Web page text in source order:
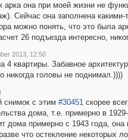
арка она при моей жизни не
Сейчас она заполнена
можно понять, что это была
26 подъезда интересно,
2013, 12:50
4 квартиры. Забавное
никогда головы не поднимал.))))
снимок с этим #30451скорее
дома, т.е. примерно в
дома примерно с 1943 года,
что остекление некоторых